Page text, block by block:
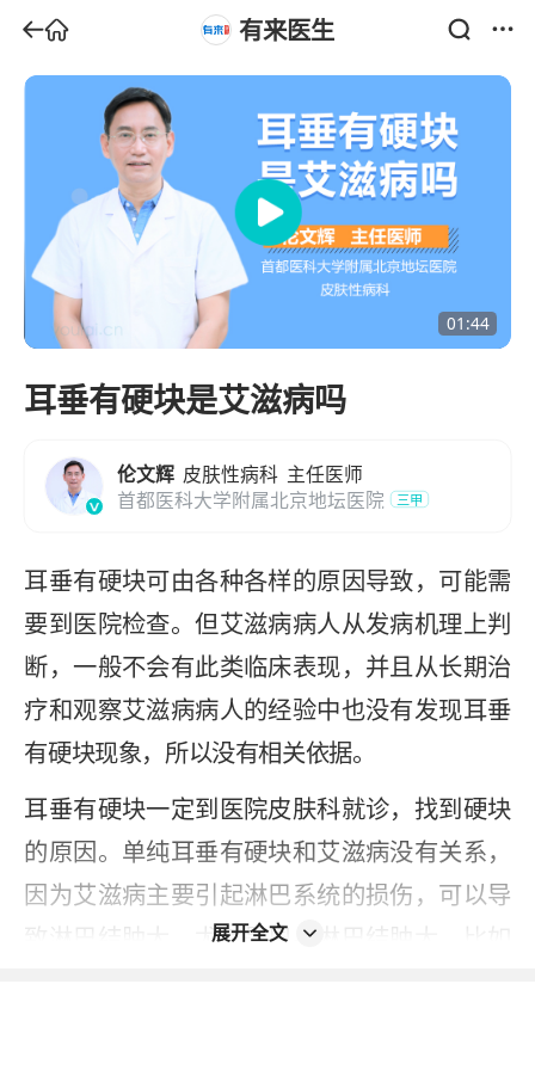
有来医生
01:44
耳垂有硬块是艾滋病吗
伦文辉 皮肤性病科 主任医师
首都医科大学附属北京地坛医院
三甲
耳垂有硬块可由各种各样的原因导致，可能需
要到医院检查。但艾滋病病人从发病机理上判
断，一般不会有此类临床表现，并且从长期治
疗和观察艾滋病病人的经验中也没有发现耳垂
有硬块现象，所以没有相关依据。
耳垂有硬块一定到医院皮肤科就诊，找到硬块
的原因。单纯耳垂有硬块和艾滋病没有关系，
因为艾滋病主要引起淋巴系统的损伤，可以导
致淋巴结肿大，尤其是周身淋巴结肿大，比如
展开全文